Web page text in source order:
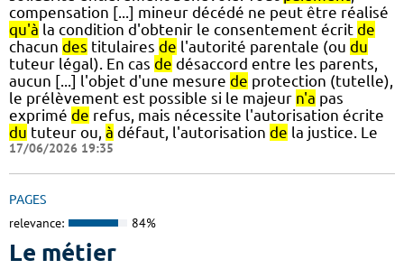
compensation [...] mineur décédé ne peut être réalisé
qu'à la condition d'obtenir le consentement écrit de
chacun des titulaires de l'autorité parentale (ou du
tuteur légal). En cas de désaccord entre les parents,
aucun [...] l'objet d'une mesure de protection (tutelle),
le prélèvement est possible si le majeur n'a pas
exprimé de refus, mais nécessite l'autorisation écrite
du tuteur ou, à défaut, l'autorisation de la justice. Le
17/06/2026 19:35
PAGES
relevance: 84%
Le métier